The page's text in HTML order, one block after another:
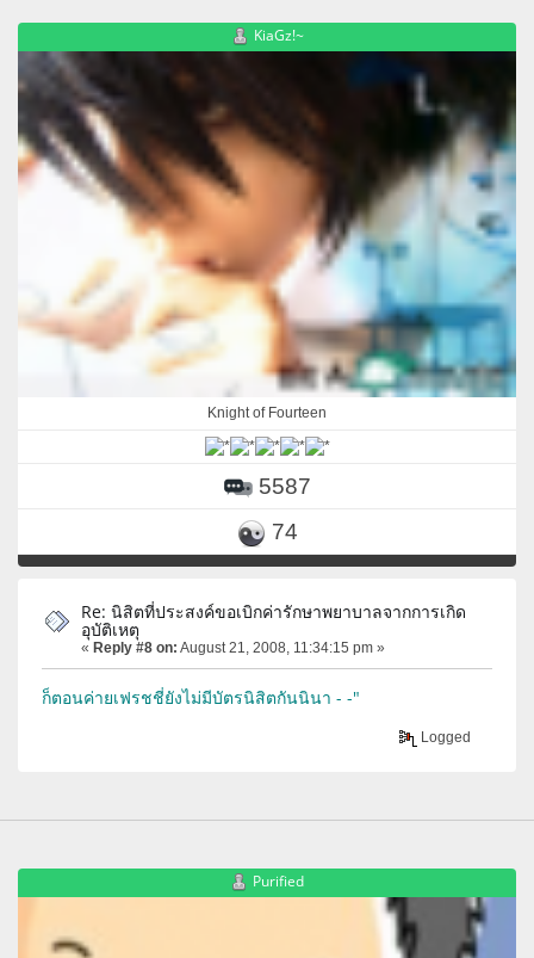
KiaGz!~
Knight of Fourteen
5587
74
Re: นิสิตที่ประสงค์ขอเบิกค่ารักษาพยาบาลจากการเกิด
อุบัติเหตุ
« Reply #8 on: August 21, 2008, 11:34:15 pm »
ก็ตอนค่ายเฟรชชี่ยังไม่มีบัตรนิสิตกันนินา - -"
Logged
Purified